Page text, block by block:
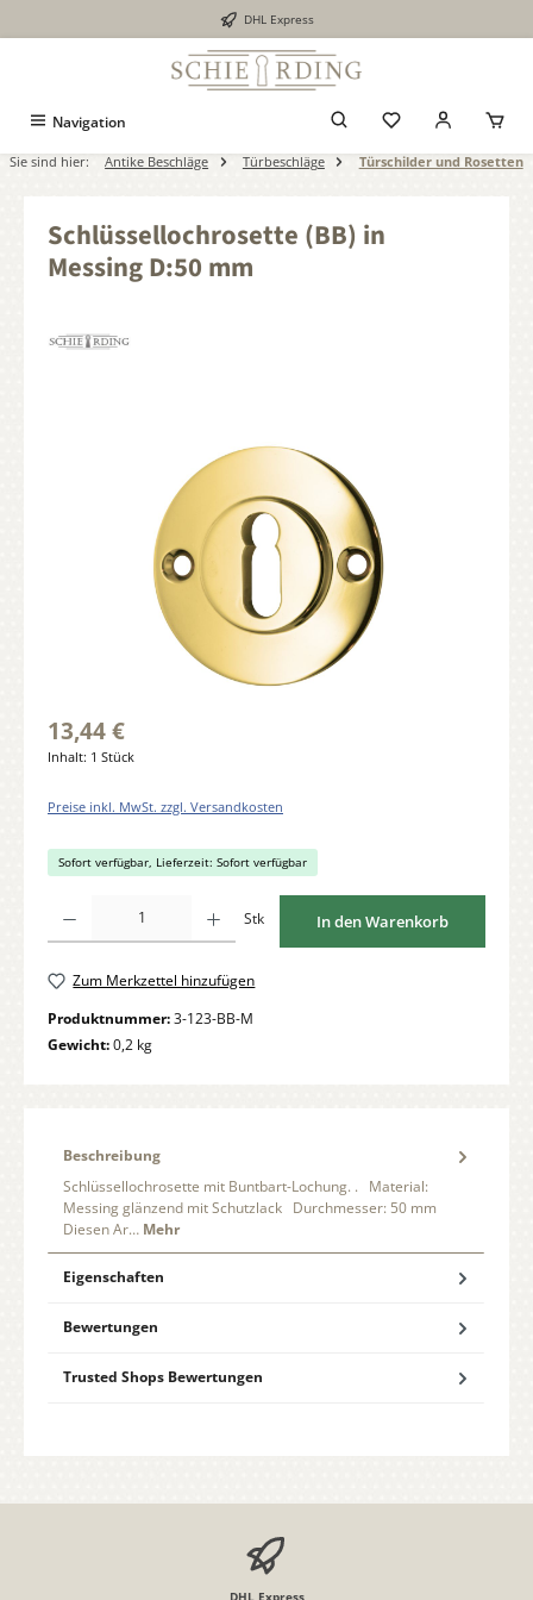
DHL Express
Navigation
Sie sind hier: Antike Beschläge Türbeschläge Türschilder und Rosetten
Schlüssellochrosette (BB) in
Messing D:50 mm
13,44 €
Inhalt: 1 Stück
Preise inkl. MwSt. zzgl. Versandkosten
Sofort verfügbar, Lieferzeit: Sofort verfügbar
Stk In den Warenkorb
Zum Merkzettel hinzufügen
Produktnummer:3-123-BB-M
Gewicht:0,2 kg
Beschreibung
Schlüssellochrosette mit Buntbart-Lochung. . Material:
Messing glänzend mit Schutzlack Durchmesser: 50 mm
Diesen Ar… Mehr
Eigenschaften
Bewertungen
Trusted Shops Bewertungen
DHL Express